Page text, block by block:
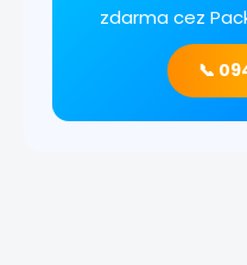
zdarma cez
📞